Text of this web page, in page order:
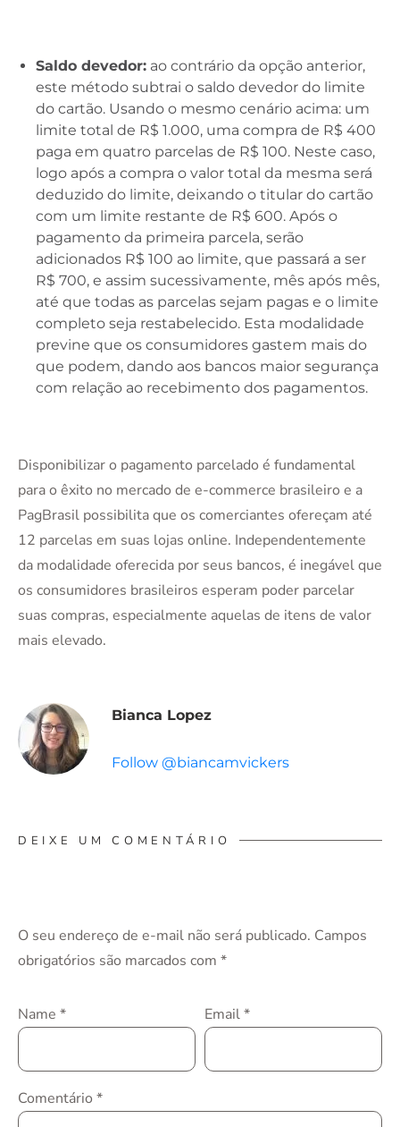
Saldo devedor: ao contrário da opção anterior,
este método subtrai o saldo devedor do limite
do cartão. Usando o mesmo cenário acima: um
limite total de R$ 1.000, uma compra de R$ 400
paga em quatro parcelas de R$ 100. Neste caso,
logo após a compra o valor total da mesma será
deduzido do limite, deixando o titular do cartão
com um limite restante de R$ 600. Após o
pagamento da primeira parcela, serão
adicionados R$ 100 ao limite, que passará a ser
R$ 700, e assim sucessivamente, mês após mês,
até que todas as parcelas sejam pagas e o limite
completo seja restabelecido. Esta modalidade
previne que os consumidores gastem mais do
que podem, dando aos bancos maior segurança
com relação ao recebimento dos pagamentos.
Disponibilizar o pagamento parcelado é fundamental
para o êxito no mercado de e-commerce brasileiro e a
PagBrasil possibilita que os comerciantes ofereçam até
12 parcelas em suas lojas online. Independentemente
da modalidade oferecida por seus bancos, é inegável que
os consumidores brasileiros esperam poder parcelar
suas compras, especialmente aquelas de itens de valor
mais elevado.
Bianca Lopez
Follow @biancamvickers
DEIXE UM COMENTÁRIO
O seu endereço de e-mail não será publicado. Campos
obrigatórios são marcados com *
Name * Email*
Comentário *